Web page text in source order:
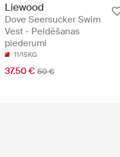
Liewood
Dove Seersucker Swim
Vest - Peldēšanas
piederumi
11/15KG
37.50 € 50 €